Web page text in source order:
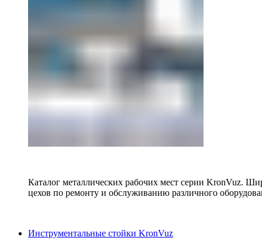
Каталог металлических рабочих мест серии KronVuz.
цехов по ремонту и обслуживанию различного
Инструментальные стойки KronVuz